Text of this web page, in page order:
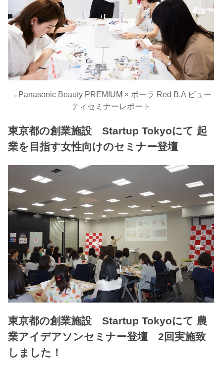
→ Panasonic Beauty PREMIUM × ポーラ Red B.A ビュー
ティセミナーレポート
東京都の創業施設 Startup Tokyoにて 起
業を目指す女性向けのセミナー登壇
東京都の創業施設 Startup Tokyoにて 農
業アイデアソンセミナー登壇 2回実施致
しました！